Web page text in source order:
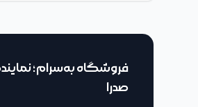
فروشگاه به‌سرام؛
صدرا